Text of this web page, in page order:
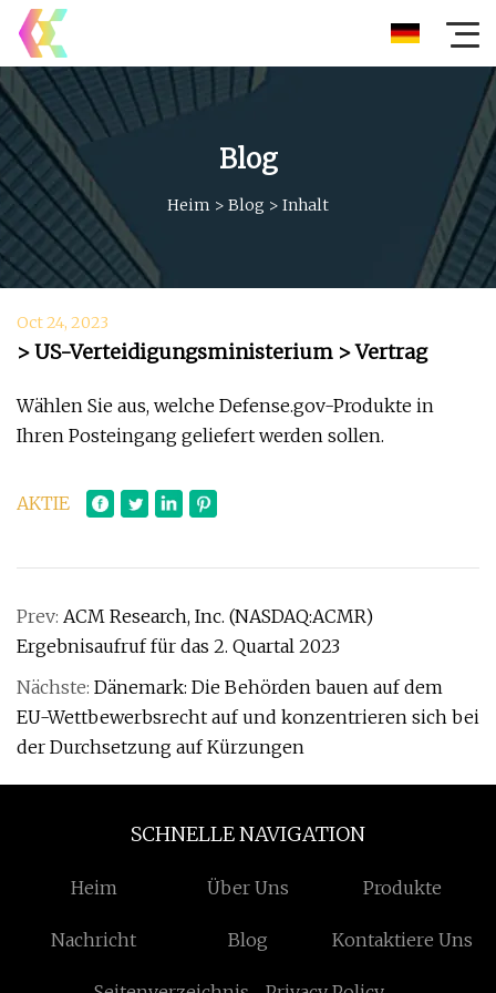
Blog
Heim > Blog > Inhalt
Oct 24, 2023
> US-Verteidigungsministerium > Vertrag
Wählen Sie aus, welche Defense.gov-Produkte in
Ihren Posteingang geliefert werden sollen.
AKTIE
Prev: ACM Research, Inc. (NASDAQ:ACMR)
Ergebnisaufruf für das 2. Quartal 2023
Nächste: Dänemark: Die Behörden bauen auf dem
EU-Wettbewerbsrecht auf und konzentrieren sich bei
der Durchsetzung auf Kürzungen
SCHNELLE NAVIGATION
Heim Über Uns Produkte
Nachricht Blog Kontaktiere Uns